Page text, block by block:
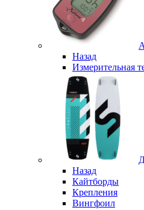
Назад
Измерительная
Назад
Кайтборды
Крепления
Вингфоил